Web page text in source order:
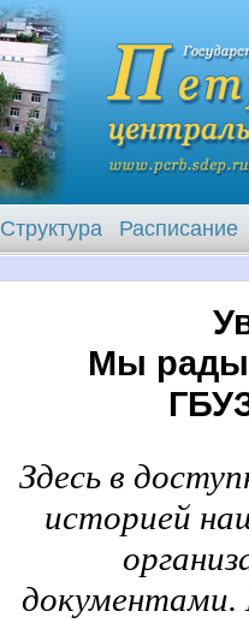
Структура Расписание
Мы рады
Здесь в
историей
документами.